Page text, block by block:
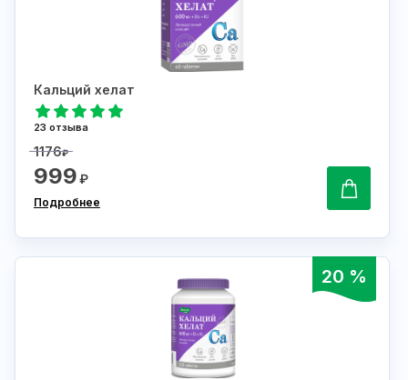
Кальций хелат
23 отзыва
1176₽
999₽
Подробнее
20 %